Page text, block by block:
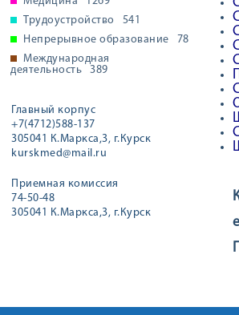
Трудоустройство
541
Непрерывное образование
78
Международная
деятельность
389
Главный корпус
+7(4712)588-137
305041 К.Маркса,3, г.Курск
kurskmed@mail.ru
Приемная комиссия
74-50-48
305041 К.Маркса,3, г.Курск